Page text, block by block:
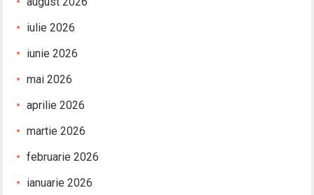
iulie 2026
iunie 2026
mai 2026
aprilie 2026
martie 2026
februarie 2026
ianuarie 2026